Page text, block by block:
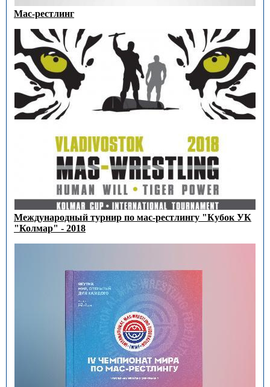
Мас-рестлинг
Международный турнир по мас-рестлингу "Кубок УК
"Колмар" - 2018